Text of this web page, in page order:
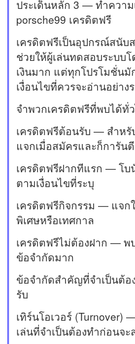
ประเด็นหลัก 3 — ทำความ
porsche99 เครดิตฟรี
เครดิตฟรีเป็นอุปกรณ์สนับ
ช่วยให้ผู้เล่นทดสอบระบบโ
เงินมาก แต่ทุกโปรโมชั่น
เงื่อนไขที่ควรจะอ่านอย่า
จำพวกเครดิตฟรีที่พบได้ทั่
เครดิตฟรีต้อนรับ — สำห
แจกเมื่อสมัครและก็การัน
เครดิตฟรีฝากทีแรก — โบ
ตามเงื่อนไขที่ระบุ
เครดิตฟรีกิจกรรม — แจก
พิเศษหรือเทศกาล
เครดิตฟรีไม่ต้องฝาก —
ข้อจำกัดมาก
ข้อจำกัดสำคัญที่จำเป็นต้อ
รับ
เทิร์นโอเวอร์ (Turnover)
เล่นที่จำเป็นต้องทำก่อนจ